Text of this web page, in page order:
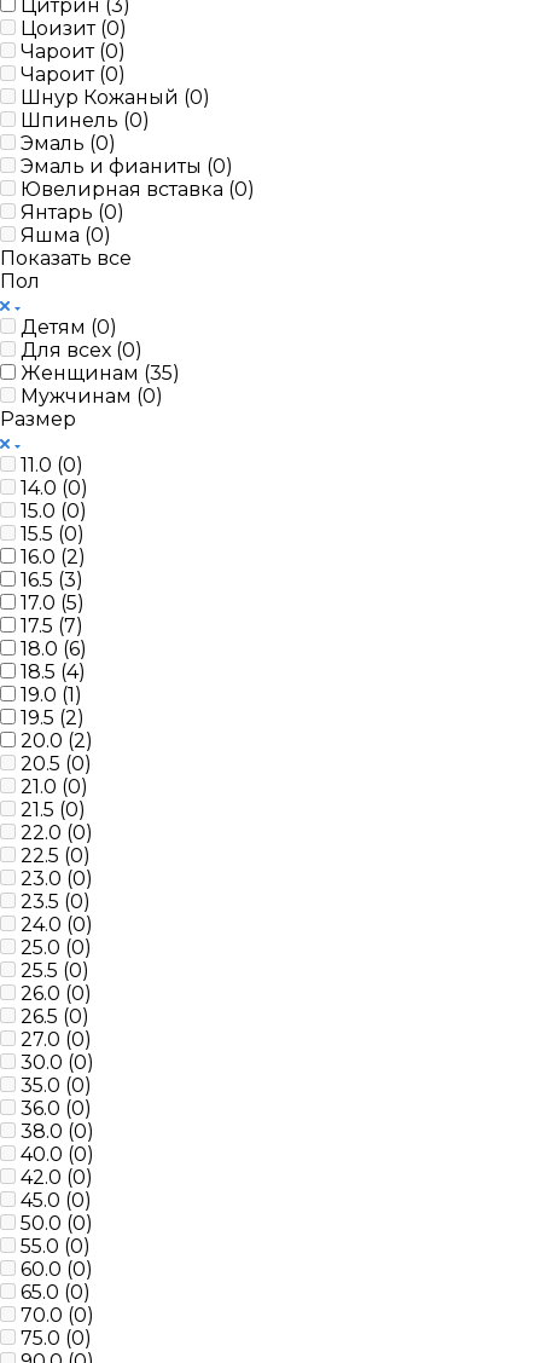
Цитрин (3)
Цоизит (0)
Чароит (0)
Чароит (0)
Шнур Кожаный (0)
Шпинель (0)
Эмаль (0)
Эмаль и фианиты (0)
Ювелирная вставка (0)
Янтарь (0)
Яшма (0)
Показать все
Пол
Детям (0)
Для всех (0)
Женщинам (35)
Мужчинам (0)
Размер
11.0 (0)
14.0 (0)
15.0 (0)
15.5 (0)
16.0 (2)
16.5 (3)
17.0 (5)
17.5 (7)
18.0 (6)
18.5 (4)
19.0 (1)
19.5 (2)
20.0 (2)
20.5 (0)
21.0 (0)
21.5 (0)
22.0 (0)
22.5 (0)
23.0 (0)
23.5 (0)
24.0 (0)
25.0 (0)
25.5 (0)
26.0 (0)
26.5 (0)
27.0 (0)
30.0 (0)
35.0 (0)
36.0 (0)
38.0 (0)
40.0 (0)
42.0 (0)
45.0 (0)
50.0 (0)
55.0 (0)
60.0 (0)
65.0 (0)
70.0 (0)
75.0 (0)